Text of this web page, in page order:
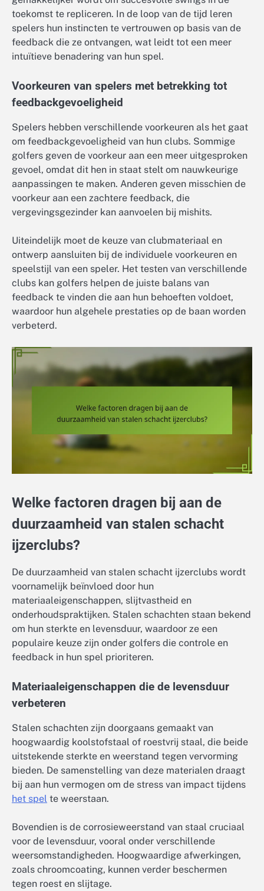
toekomst te repliceren. In de loop van de tijd leren
spelers hun instincten te vertrouwen op basis van de
feedback die ze ontvangen, wat leidt tot een meer
intuïtieve benadering van hun spel.
Voorkeuren van spelers met betrekking tot
feedbackgevoeligheid
Spelers hebben verschillende voorkeuren als het gaat
om feedbackgevoeligheid van hun clubs. Sommige
golfers geven de voorkeur aan een meer uitgesproken
gevoel, omdat dit hen in staat stelt om nauwkeurige
aanpassingen te maken. Anderen geven misschien de
voorkeur aan een zachtere feedback, die
vergevingsgezinder kan aanvoelen bij mishits.
Uiteindelijk moet de keuze van clubmateriaal en
ontwerp aansluiten bij de individuele voorkeuren en
speelstijl van een speler. Het testen van verschillende
clubs kan golfers helpen de juiste balans van
feedback te vinden die aan hun behoeften voldoet,
waardoor hun algehele prestaties op de baan worden
verbeterd.
Welke factoren dragen bij aan de
duurzaamheid van stalen schacht
ijzerclubs?
De duurzaamheid van stalen schacht ijzerclubs wordt
voornamelijk beïnvloed door hun
materiaaleigenschappen, slijtvastheid en
onderhoudspraktijken. Stalen schachten staan bekend
om hun sterkte en levensduur, waardoor ze een
populaire keuze zijn onder golfers die controle en
feedback in hun spel prioriteren.
Materiaaleigenschappen die de levensduur
verbeteren
Stalen schachten zijn doorgaans gemaakt van
hoogwaardig koolstofstaal of roestvrij staal, die beide
uitstekende sterkte en weerstand tegen vervorming
bieden. De samenstelling van deze materialen draagt
bij aan hun vermogen om de stress van impact tijdens
het spel te weerstaan.
Bovendien is de corrosieweerstand van staal cruciaal
voor de levensduur, vooral onder verschillende
weersomstandigheden. Hoogwaardige afwerkingen,
zoals chroomcoating, kunnen verder beschermen
tegen roest en slijtage.